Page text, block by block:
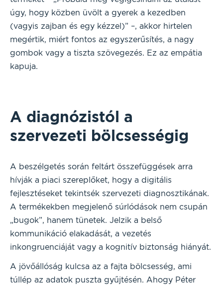
úgy, hogy közben üvölt a gyerek a kezedben
(vagyis zajban és egy kézzel)” –, akkor hirtelen
megértik, miért fontos az egyszerűsítés, a nagy
gombok vagy a tiszta szövegezés. Ez az empátia
kapuja.
A diagnózistól a
szervezeti bölcsességig
A beszélgetés során feltárt összefüggések arra
hívják a piaci szereplőket, hogy a digitális
fejlesztéseket tekintsék szervezeti diagnosztikának.
A termékekben megjelenő súrlódások nem csupán
„bugok”, hanem tünetek. Jelzik a belső
kommunikáció elakadását, a vezetés
inkongruenciáját vagy a kognitív biztonság hiányát.
A jövőállóság kulcsa az a fajta bölcsesség, ami
túllép az adatok puszta gyűjtésén. Ahogy Péter